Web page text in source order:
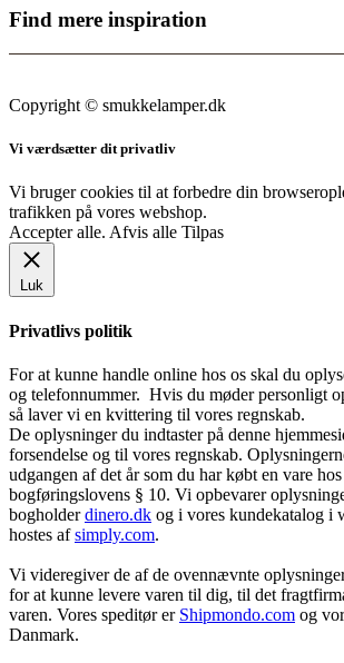
Find mere inspiration
Copyright © smukkelamper.dk
Vi værdsætter dit privatliv
Vi bruger cookies til at forbedre din
trafikken på vores webshop.
Accepter alle. Afvis alle Tilpas
Luk
Privatlivs politik
For at kunne handle online hos os skal du
og telefonnummer. Hvis du møder personligt
så laver vi en kvittering til vores regnskab.
De oplysninger du indtaster på denne
forsendelse og til vores regnskab.
udgangen af det år som du har købt en vare
bogføringslovens § 10. Vi opbevarer
bogholderdinero.dk og i vores kundekatalog i
hostes afsimply.com.
Vi videregiver de af de ovennævnte
for at kunne levere varen til dig, til det
varen. Vores speditør er Shipmondo.com og
Danmark.